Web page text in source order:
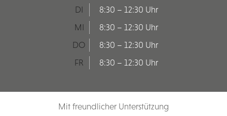
DI
8:30 – 12:30 Uhr
MI
8:30 – 12:30 Uhr
DO
8:30 – 12:30 Uhr
FR
8:30 – 12:30 Uhr
Mit freundlicher Unterstützung